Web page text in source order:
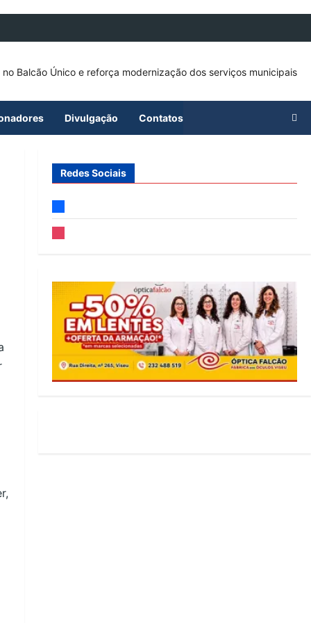
Divulgação Contatos
Redes Sociais